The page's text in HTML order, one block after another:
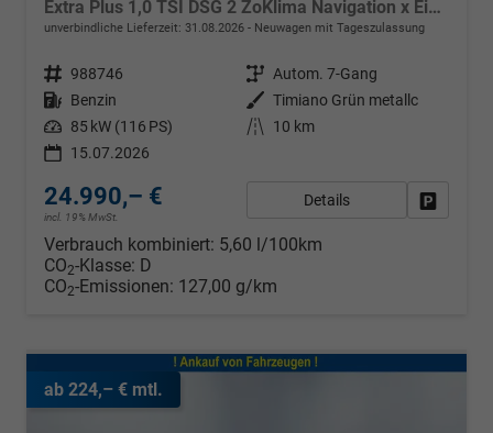
Extra Plus 1,0 TSI DSG 2 ZoKlima Navigation x Einparkhilfe Kessy beheiztes Lenkrad Sitzheizung Sunset 5J Garantie
unverbindliche Lieferzeit: 31.08.2026 Neuwagen mit Tageszulassung
Fahrzeugnr. 988746 Getriebe Autom. 7-Gang
Kraftstoff Benzin Außenfarbe Timiano Grün metallc
Leistung 85 kW (116 PS) Kilometerstand
10 km
15.07.2026
24.990,– €
incl. 19% MwSt.
Details
Verbrauch kombiniert: 5,60 l/100km
CO2-Klasse: D
CO2-Emissionen: 127,00 g/km
ab 224,– € mtl.